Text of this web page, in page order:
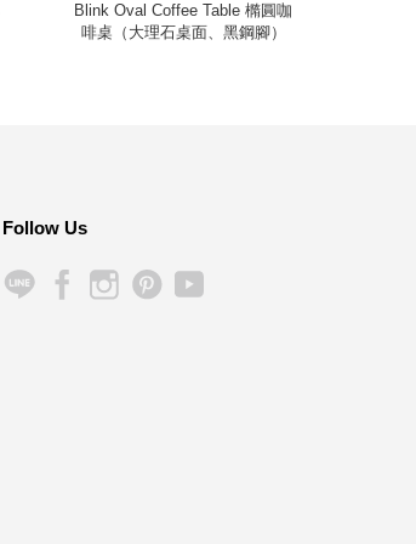
Blink Oval Coffee Table 橢圓咖
啡桌（大理石桌面、黑鋼腳）
Follow Us